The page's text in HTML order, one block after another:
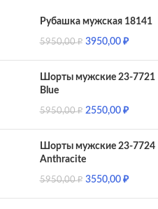
Рубашка мужская 18141
5950,00₽ 3950,00 ₽
Шорты мужские 23-7721
Blue
5950,00₽ 2550,00 ₽
Шорты мужские 23-7724
Anthracite
5950,00₽ 3550,00 ₽